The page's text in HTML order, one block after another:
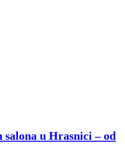
salona u Hrasnici – od